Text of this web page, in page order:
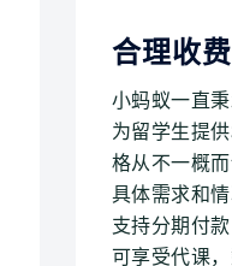
合理收
小蚂蚁一直
为留学生提供
格从不一概
具体需求和
支持分期付
可享受代课